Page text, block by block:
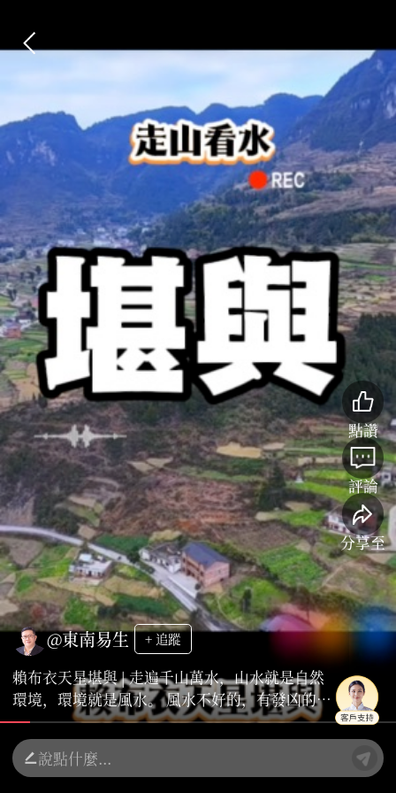
點讚
評論
分享至
@東南易生 + 追蹤
賴布衣天星堪與 | 走遍千山萬水，山水就是自然
環境，環境就是風水。 風水不好的，有發凶的地
方人生一定破敗，嚴重的出少亡！不懂風水你會
懵，懂了風水就會怕！